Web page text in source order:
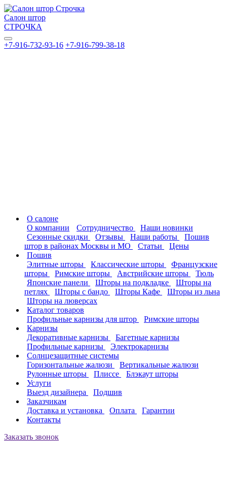
Салон штор
СТРОЧКА
+7-916-732-93-16 +7-916-799-38-18
О салоне
О компании
Сотрудничество
Наши новинки
Сезонные скидки
Отзывы Наши работы
Пошив
штор в районах Москвы и МО
Статьи
Цены
Пошив
Элитные шторы
Классические шторы
Французские
шторы
Римские шторы Австрийские шторы
Тюль
Японские панели
Шторы на подкладке
Шторы на
петлях
Шторы с бандо Шторы Кафе
Шторы из льна
Шторы на люверсах
Каталог товаров
Профильные карнизы для штор
Римские шторы
Карнизы
Декоративные карнизы
Багетные карнизы
Профильные карнизы
Электрокарнизы
Солнцезащитные системы
Горизонтальные жалюзи
Вертикальные жалюзи
Рулонные шторы
Плиссе
Блэкаут шторы
Услуги
Выезд дизайнера
Подшив
Заказчикам
Доставка и установка
Оплата
Гарантии
Контакты
Заказать звонок